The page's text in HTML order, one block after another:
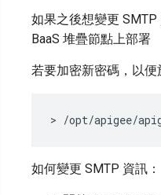
如果之後想變更
BaaS 堆疊節點上部署
若要加密新密碼，以便
> /opt/apigee/
如何變更 SMTP 資訊：